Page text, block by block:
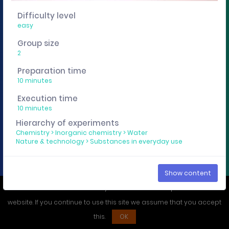
You want to edit, sharing or track these experiment
descriptions individually? Then get a curricuLAB
account
Difficulty level
easy
Group size
2
Preparation time
10 minutes
Execution time
10 minutes
Hierarchy of experiments
Chemistry>Inorganic chemistry>Water
Nature & technology> Substances in everyday use
Show content
website. If you continue to use this site we assume that you accept
this.
OK